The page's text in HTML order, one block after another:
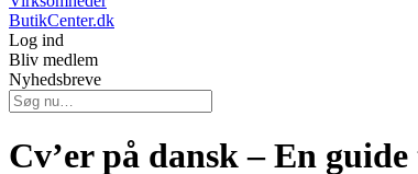
ButikCenter.dk
Log ind
Bliv medlem
Nyhedsbreve
Cv’er på dansk – En